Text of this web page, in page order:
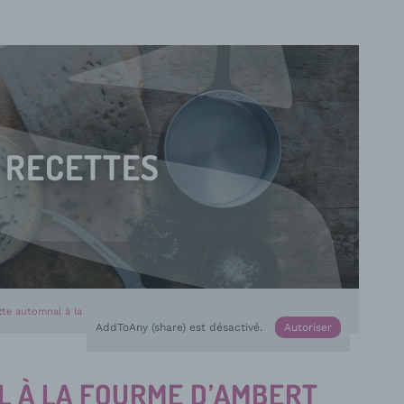
RECETTES
automnal à la Fourme d’Ambert
AddToAny (share) est désactivé. Autoriser
LA FOURME D’AMBERT